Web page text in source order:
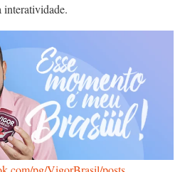
interatividade.